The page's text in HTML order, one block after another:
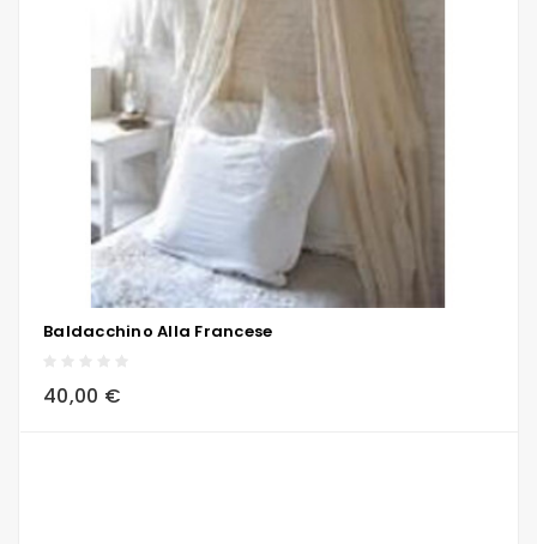
Baldacchino Alla Francese
40,00 €
local_grocery_store visibility